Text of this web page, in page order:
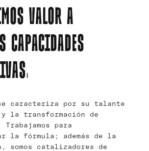
VALOR A
CAPACIDADES
caracteriza por su talante
la transformación de
para
la fórmula; además de la
somos catalizadores de